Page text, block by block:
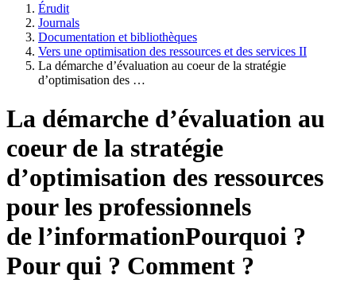
Érudit
Journals
Documentation et bibliothèques
Vers une optimisation des ressources et des services II
La démarche d’évaluation au coeur de la stratégie
d’optimisation des …
La démarche d’évaluation au
coeur de la stratégie
d’optimisation des ressources
pour les professionnels
de l’informationPourquoi ?
Pour qui ? Comment ?